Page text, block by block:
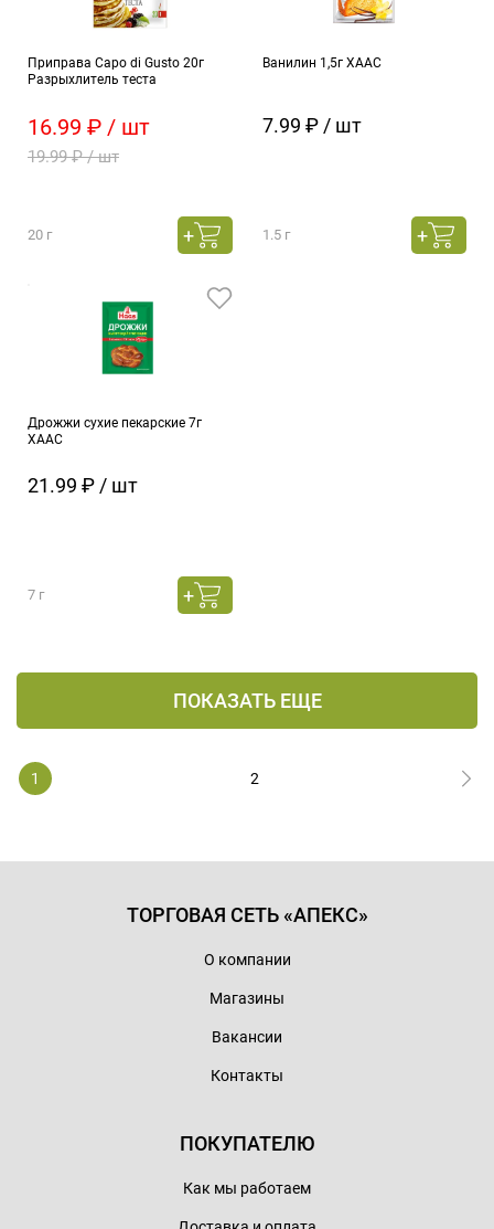
Приправа Capo di Gusto 20г
Разрыхлитель теста
16.99 ₽ / шт
19.99 ₽ / шт
20 г
Ванилин 1,5г ХААС
7.99 ₽ / шт
1.5 г
Дрожжи сухие пекарские 7г
ХААС
21.99 ₽ / шт
7 г
ПОКАЗАТЬ ЕЩЕ
1 2
ТОРГОВАЯ СЕТЬ «АПЕКС»
О компании
Магазины
Вакансии
Контакты
ПОКУПАТЕЛЮ
Как мы работаем